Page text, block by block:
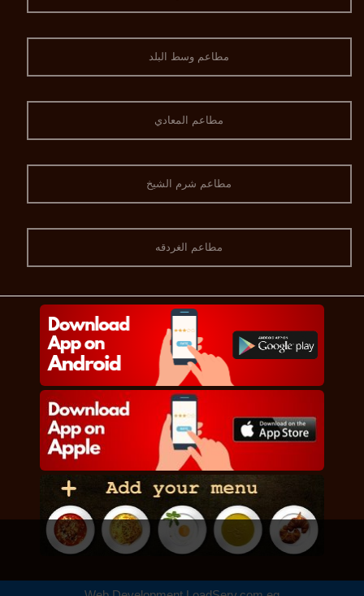
مطاعم وسط البلد
مطاعم المعادي
مطاعم شرم الشيخ
مطاعم الغردقه